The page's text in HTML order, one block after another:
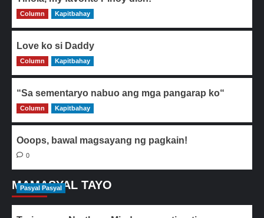
0
Column Kapitbahay
Love ko si Daddy
0
Column Kapitbahay
“Sa sementaryo nabuo ang mga pangarap ko“
0
Column Kapitbahay
Ooops, bawal magsayang ng pagkain!
0
MAMASYAL TAYO
Pasyal Pasyal